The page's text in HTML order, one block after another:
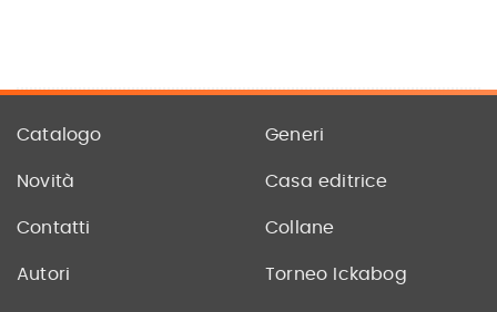
Catalogo Generi
Novità Casa editrice
Contatti Collane
Autori Torneo Ickabog